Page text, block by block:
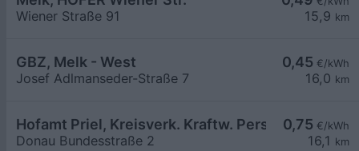
15,9 km
Wiener Straße 91
0,45 €/kWh
16,0 km
GBZ, Melk - West
Josef Adlmanseder-Straße 7
0,75 €/kWh
16,1 km
Hofamt Priel, Kreisverk. Kraftw. Persenbeug
Donau Bundesstraße 2